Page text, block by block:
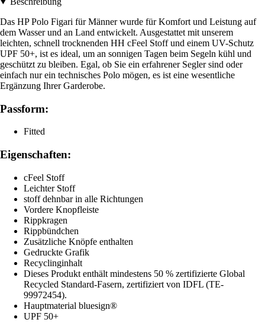
Das HP Polo Figari für Männer wurde für Komfort und Leistung auf
dem Wasser und an Land entwickelt. Ausgestattet mit unserem
leichten, schnell trocknenden HH cFeel Stoff und einem UV-Schutz
UPF 50+, ist es ideal, um an sonnigen Tagen beim Segeln kühl und
geschützt zu bleiben. Egal, ob Sie ein erfahrener Segler sind oder
einfach nur ein technisches Polo mögen, es ist eine wesentliche
Ergänzung Ihrer Garderobe.
Passform:
Fitted
Eigenschaften:
cFeel Stoff
Leichter Stoff
stoff dehnbar in alle Richtungen
Vordere Knopfleiste
Rippkragen
Rippbündchen
Zusätzliche Knöpfe enthalten
Gedruckte Grafik
Recyclinginhalt
Dieses Produkt enthält mindestens 50 % zertifizierte Global
Recycled Standard-Fasern, zertifiziert von IDFL (TE-
99972454).
Hauptmaterial bluesign®
UPF 50+